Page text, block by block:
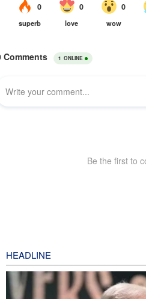
HEADLINE